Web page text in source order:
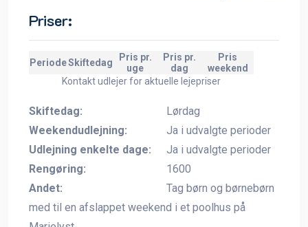
Priser:
PeriodeSkiftedag
Pris pr.
uge
Pris pr.
dag
Pris
weekend
Kontakt udlejer for aktuelle lejepriser
Skiftedag:
Lørdag
Weekendudlejning:
Ja i udvalgte perioder
Udlejning enkelte dage:
Ja i udvalgte perioder
Rengøring:
1600
Andet:
Tag børn og børnebørn
med til en afslappet weekend i et poolhus på